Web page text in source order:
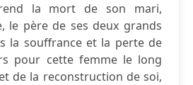
la mort de son mari,
le père de ses deux grands
la souffrance et la perte de
pour cette femme le long
de la reconstruction de soi,